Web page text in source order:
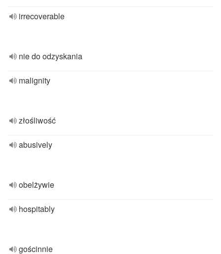
irrecoverable
nie do odzyskania
malignity
złośliwość
abusively
obelżywie
hospitably
gościnnie